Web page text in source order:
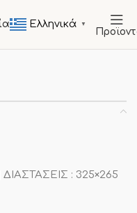
Ελληνικά ▼
: 325×265